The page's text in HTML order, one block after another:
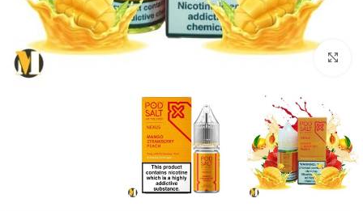
بزرگنمایی تصویر